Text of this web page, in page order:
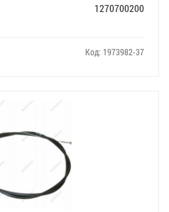
1270700200
Код: 1973982-37